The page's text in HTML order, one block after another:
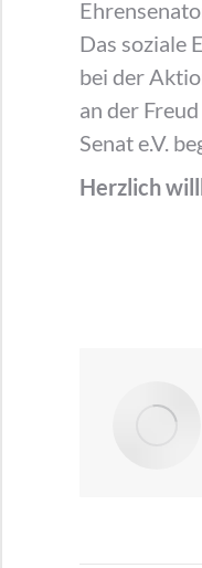
Das soziale
bei der
an der
Senat e.V.
Herzlich